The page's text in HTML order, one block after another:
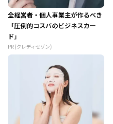
全経営者・個人事業主が作るべき
「圧倒的コスパのビジネスカー
ド」
PR (クレディセゾン)